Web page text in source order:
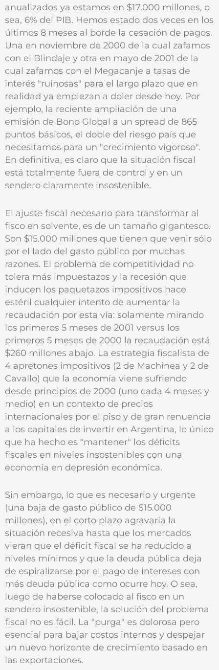
anualizados ya estamos en $17.000 millones, o
sea, 6% del PIB. Hemos estado dos veces en los
últimos 8 meses al borde la cesación de pagos.
Una en noviembre de 2000 de la cual zafamos
con el Blindaje y otra en mayo de 2001 de la
cual zafamos con el Megacanje a tasas de
interés "ruinosas" para el largo plazo que en
realidad ya empiezan a doler desde hoy. Por
ejemplo, la reciente ampliación de una
emisión de Bono Global a un spread de 865
puntos básicos, el doble del riesgo país que
necesitamos para un "crecimiento vigoroso".
En definitiva, es claro que la situación fiscal
está totalmente fuera de control y en un
sendero claramente insostenible.
El ajuste fiscal necesario para transformar al
fisco en solvente, es de un tamaño gigantesco.
Son $15.000 millones que tienen que venir sólo
por el lado del gasto público por muchas
razones. El problema de competitividad no
tolera más impuestazos y la recesión que
inducen los paquetazos impositivos hace
estéril cualquier intento de aumentar la
recaudación por esta vía: solamente mirando
los primeros 5 meses de 2001 versus los
primeros 5 meses de 2000 la recaudación está
$260 millones abajo. La estrategia fiscalista de
4 apretones impositivos (2 de Machinea y 2 de
Cavallo) que la economía viene sufriendo
desde principios de 2000 (uno cada 4 meses y
medio) en un contexto de precios
internacionales por el piso y de gran renuencia
a los capitales de invertir en Argentina, lo único
que ha hecho es "mantener" los déficits
fiscales en niveles insostenibles con una
economía en depresión económica.
Sin embargo, lo que es necesario y urgente
(una baja de gasto público de $15.000
millones), en el corto plazo agravaría la
situación recesiva hasta que los mercados
vieran que el déficit fiscal se ha reducido a
niveles mínimos y que la deuda pública deja
de espiralizarse por el pago de intereses con
más deuda pública como ocurre hoy. O sea,
luego de haberse colocado al fisco en un
sendero insostenible, la solución del problema
fiscal no es fácil. La "purga" es dolorosa pero
esencial para bajar costos internos y despejar
un nuevo horizonte de crecimiento basado en
las exportaciones.